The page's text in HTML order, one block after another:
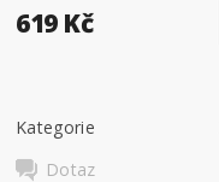
619 Kč
Kategorie
Dotaz